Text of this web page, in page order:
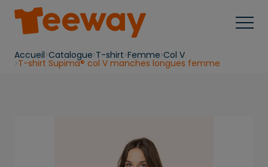
Accueil Catalogue T-shirt Femme Col V
T-shirt Supima® col V manches longues femme